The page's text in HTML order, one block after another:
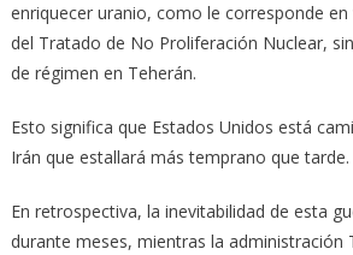
enriquecer uranio, como le corresponde
del Tratado de No Proliferación Nuclear,
de régimen en Teherán.
Esto significa que Estados Unidos está
Irán que estallará más temprano que tarde.
En retrospectiva, la inevitabilidad de esta
durante meses, mientras la administración